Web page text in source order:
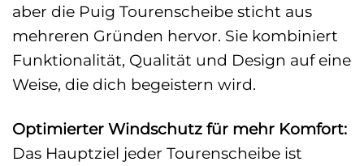
aber die Puig Tourenscheibe sticht aus
mehreren Gründen hervor. Sie kombiniert
Funktionalität, Qualität und Design auf eine
Weise, die dich begeistern wird.
Optimierter Windschutz für mehr Komfort:
Das Hauptziel jeder Tourenscheibe ist